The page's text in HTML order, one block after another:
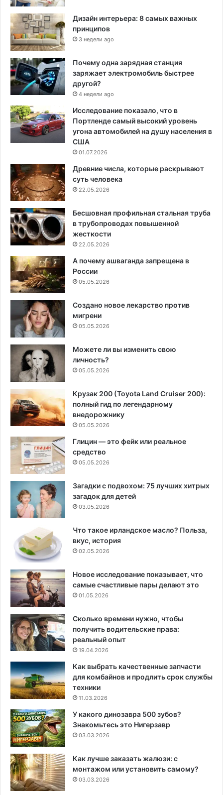
Дизайн интерьера: 8 самых важных
принципов
3 недели ago
Почему одна зарядная станция
заряжает электромобиль быстрее
другой?
4 недели ago
Исследование показало, что в
Портленде самый высокий уровень
угона автомобилей на душу населения в
США
01.07.2026
Древние числа, которые раскрывают
суть человека
22.05.2026
Бесшовная профильная стальная труба
в трубопроводах повышенной
жесткости
22.05.2026
А почему ашваганда запрещена в
России
05.05.2026
Создано новое лекарство против
мигрени
05.05.2026
Можете ли вы изменить свою
личность?
05.05.2026
Крузак 200 (Toyota Land Cruiser 200):
полный гид по легендарному
внедорожнику
05.05.2026
Глицин — это фейк или реальное
средство
05.05.2026
Загадки с подвохом: 75 лучших хитрых
загадок для детей
03.05.2026
Что такое ирландское масло? Польза,
вкус, история
02.05.2026
Новое исследование показывает, что
самые счастливые пары делают это
01.05.2026
Сколько времени нужно, чтобы
получить водительские права:
реальный опыт
19.04.2026
Как выбрать качественные запчасти
для комбайнов и продлить срок службы
техники
11.03.2026
У какого динозавра 500 зубов?
Знакомьтесь это Нигерзавр
03.03.2026
Как лучше заказать жалюзи: с
монтажом или установить самому?
03.03.2026